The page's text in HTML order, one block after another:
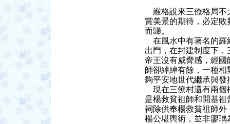
嚴格說來三僚格局不
賞美景的期待，必定
而歸。
在風水中有著名的羅
出門，在封建制度下
帝王沒有威脅感，經
師卻綽綽有餘，一種
夠平安地世代繼承與發
現在三僚村還有兩個
是楊救貧祖師和開基
祠除供奉楊救貧祖師
楊公堪輿術，並非廖瑀